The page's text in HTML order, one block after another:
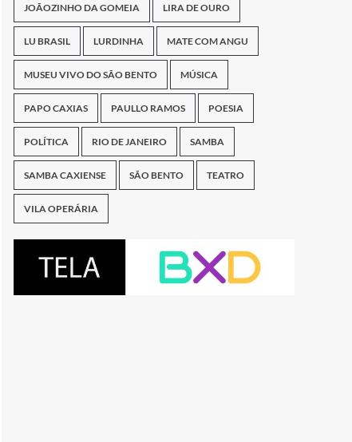
JOÃOZINHO DA GOMEIA LIRA DE OURO
LU BRASIL LURDINHA MATE COM ANGU
MUSEU VIVO DO SÃO BENTO MÚSICA
PAPO CAXIAS PAULLO RAMOS POESIA
POLÍTICA RIO DE JANEIRO SAMBA
SAMBA CAXIENSE SÃO BENTO TEATRO
VILA OPERÁRIA